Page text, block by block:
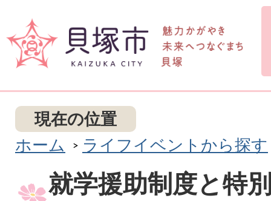
現在の位置
ホーム
ライフイベントから探す
就学援助制度と特